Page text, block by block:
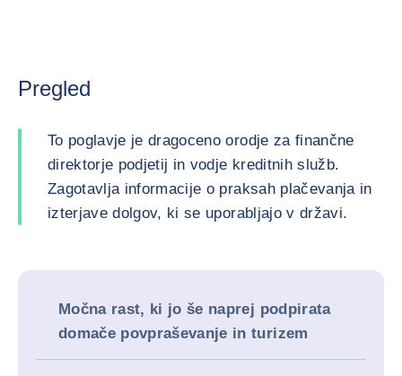
Pregled
To poglavje je dragoceno orodje za finančne
direktorje podjetij in vodje kreditnih služb.
Zagotavlja informacije o praksah plačevanja in
izterjave dolgov, ki se uporabljajo v državi.
Močna rast, ki jo še naprej podpirata
domače povpraševanje in turizem